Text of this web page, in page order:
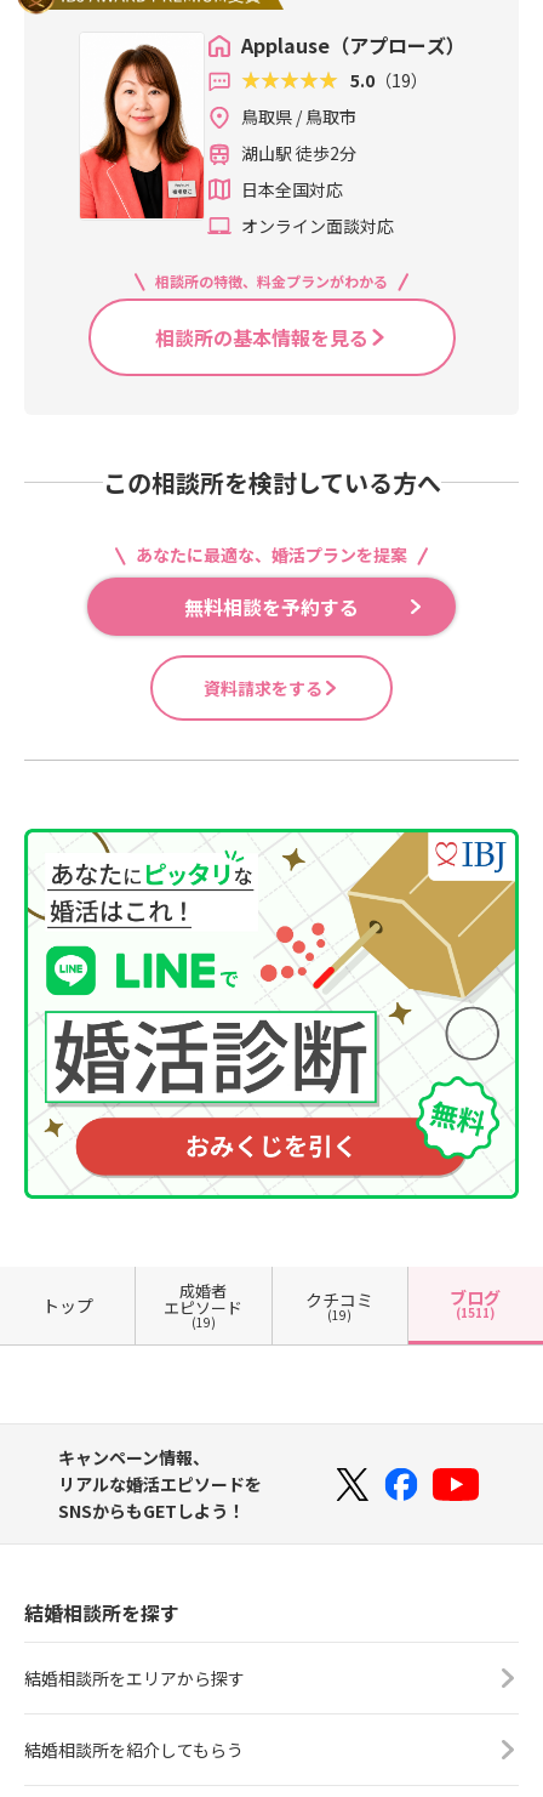
Applause（アプローズ）
5.0（19）
鳥取県 / 鳥取市
湖山駅 徒歩2分
日本全国対応
オンライン面談対応
相談所の特徴、料金プランがわかる
相談所の基本情報を見る
この相談所を検討している方へ
あなたに最適な、婚活プランを提案
無料相談を予約する
資料請求をする
トップ
成婚者
エピソード
(19)
クチコミ
(19)
ブログ
(1511)
キャンペーン情報、
リアルな婚活エピソードを
SNSからもGETしよう！
結婚相談所を探す
結婚相談所をエリアから探す
結婚相談所を紹介してもらう